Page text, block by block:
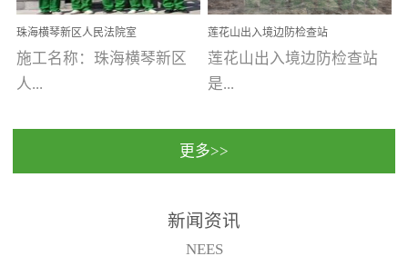
她将越来越枝繁叶茂，终
将会成为一棵参天大树！
优吸环保截止2020年拥有
全国600家网点分支机构。
致酒店是为中高端人士...
州)校区 工程案...
珠海横琴新区人民法院室
内除甲醛空气治理项目
施工名称：珠海横琴新区
人...
民法院室内除甲醛空气治
保施工日期：2020年1月珠
莲花山出入境边防检查站
室内除甲醛空气治理项目
莲花山出入境边防检查站
是...
国家通过设在对外开放口
（及各出入境边防检查
更多>>
新闻资讯
NEES